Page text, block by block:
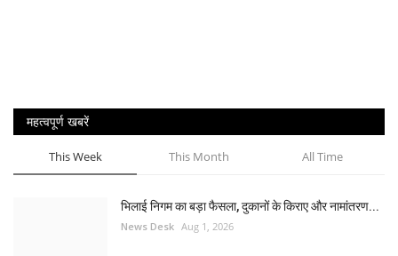
महत्वपूर्ण खबरें
This Week This Month All Time
भिलाई निगम का बड़ा फैसला, दुकानों के किराए और नामांतरण...
News Desk Aug 1, 2026